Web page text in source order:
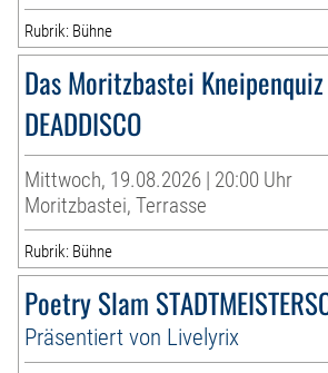
Rubrik: Bühne
Das Moritzbastei
DEADDISCO
Mittwoch, 19.08.2026 | 20:00 Uhr
Moritzbastei, Terrasse
Rubrik: Bühne
Poetry Slam
Präsentiert von Livelyrix